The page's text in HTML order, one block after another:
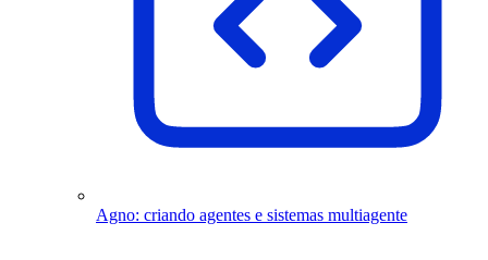
Agno: criando agentes e sistemas multiagente